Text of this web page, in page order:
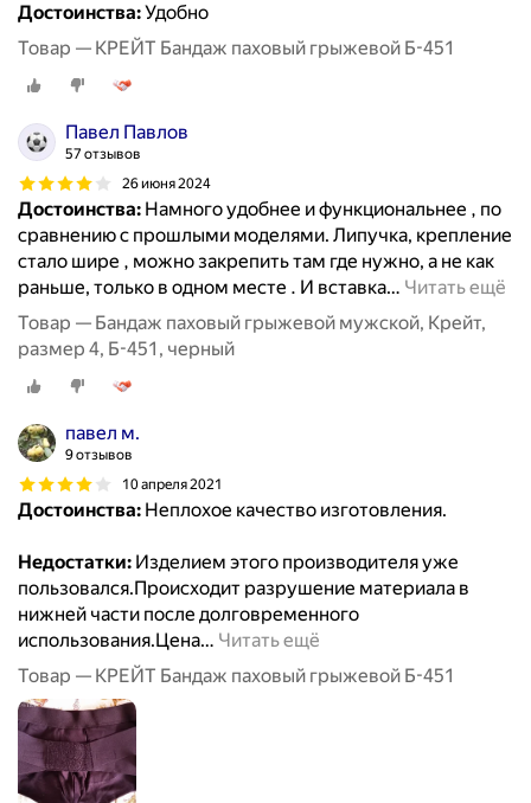
Достоинства:Удобно
Товар — КРЕЙТ Бандаж паховый грыжевой Б-451
Павел Павлов
57 отзывов
26 июня 2024
Достоинства: Намного удобнее и функциональнее , по
сравнению с прошлыми моделями. Липучка, крепление
стало шире , можно закрепить там где нужно, а не как
раньше, только в одном месте . И вставка… Читать ещё
Товар — Бандаж паховый грыжевой мужской, Крейт,
размер 4, Б-451, черный
павел м.
9 отзывов
10 апреля 2021
Достоинства: Неплохое качество изготовления.
Недостатки: Изделием этого производителя уже
пользовался.Происходит разрушение материала в
нижней части после долговременного
использования.Цена… Читать ещё
Товар — КРЕЙТ Бандаж паховый грыжевой Б-451